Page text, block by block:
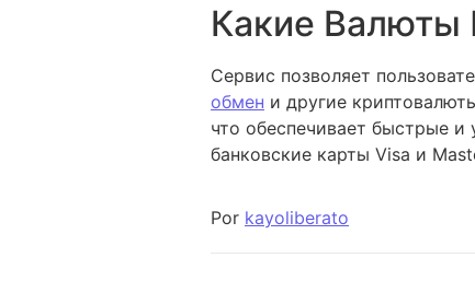
Какие
Сервис позволяет
обмен и другие
что обеспечивает быстрые
банковские карты Visa и
Por kayoliberato